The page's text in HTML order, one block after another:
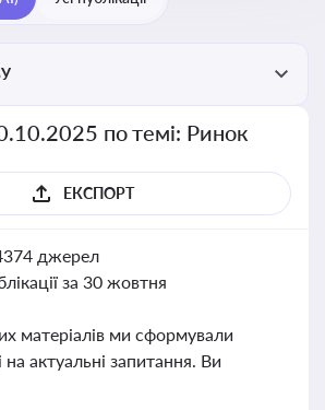
по темі: Ринок
ЕКСПОРТ
джерел
за 30 жовтня
матеріалів ми сформували
на актуальні запитання. Ви